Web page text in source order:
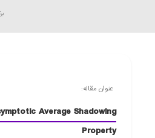
عنوان مقاله:
Average Shadowing
Property